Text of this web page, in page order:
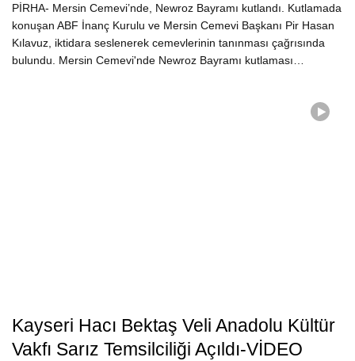
PİRHA- Mersin Cemevi’nde, Newroz Bayramı kutlandı. Kutlamada
konuşan ABF İnanç Kurulu ve Mersin Cemevi Başkanı Pir Hasan
Kılavuz, iktidara seslenerek cemevlerinin tanınması çağrısında
bulundu. Mersin Cemevi'nde Newroz Bayramı kutlaması…
Kayseri Hacı Bektaş Veli Anadolu Kültür
Vakfı Sarız Temsilciliği Açıldı-VİDEO